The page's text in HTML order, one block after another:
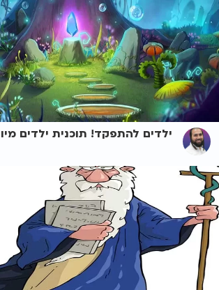
ילדים להתפקד! תוכנית ילדים